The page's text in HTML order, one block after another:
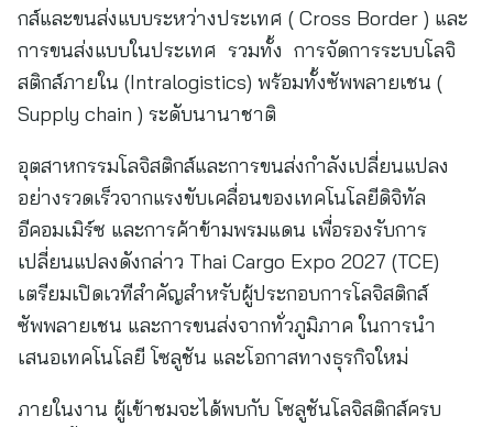
กส์และขนส่งแบบระหว่างประเทศ ( Cross Border ) และ
การขนส่งแบบในประเทศ รวมทั้ง การจัดการระบบโลจิ
สติกส์ภายใน (Intralogistics) พร้อมทั้งซัพพลายเชน (
Supply chain ) ระดับนานาชาติ
อุตสาหกรรมโลจิสติกส์และการขนส่งกำลังเปลี่ยนแปลง
อย่างรวดเร็วจากแรงขับเคลื่อนของเทคโนโลยีดิจิทัล
อีคอมเมิร์ซ และการค้าข้ามพรมแดน เพื่อรองรับการ
เปลี่ยนแปลงดังกล่าว Thai Cargo Expo 2027 (TCE)
เตรียมเปิดเวทีสำคัญสำหรับผู้ประกอบการโลจิสติกส์
ซัพพลายเชน และการขนส่งจากทั่วภูมิภาค ในการนำ
เสนอเทคโนโลยี โซลูชัน และโอกาสทางธุรกิจใหม่
ภายในงาน ผู้เข้าชมจะได้พบกับ โซลูชันโลจิสติกส์ครบ